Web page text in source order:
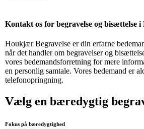
Kontakt os for begravelse og bisættelse i
Houkjær Begravelse er din erfarne
når det handler om begravelser og
vores bedemandsforretning for mere
en personlig samtale. Vores bedemand er
telefonopringning.
Vælg en bæredygtig
Fokus på bæredygtighed